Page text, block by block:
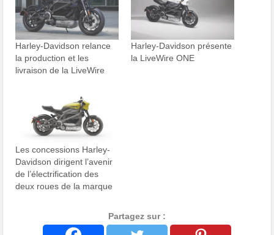
Harley-Davidson relance
la production et les
livraison de la LiveWire
Harley-Davidson présente
la LiveWire ONE
Les concessions Harley-
Davidson dirigent l’avenir
de l’électrification des
deux roues de la marque
Partagez sur :